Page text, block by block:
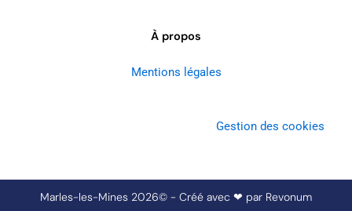
À propos
Mentions légales
Gestion des cookies
Marles-les-Mines 2026© - Créé avec ❤ par Revonum